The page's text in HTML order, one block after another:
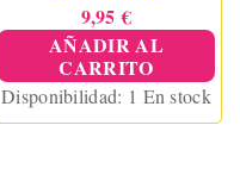
9,95 €
AÑADIR AL
CARRITO
Disponibilidad: 1 En stock